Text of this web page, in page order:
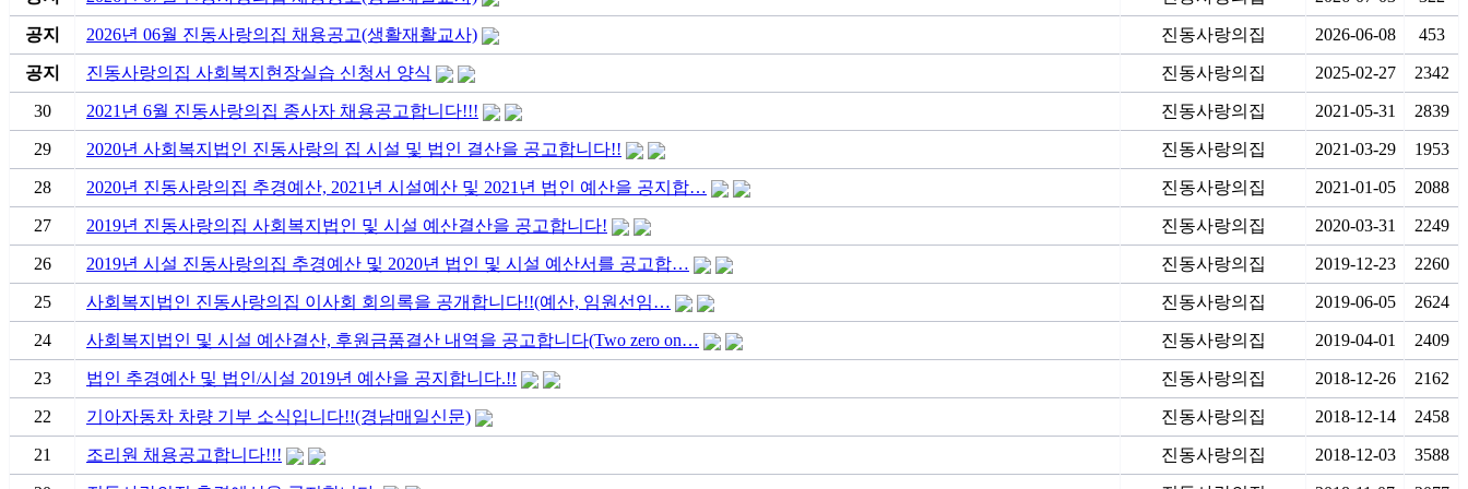
공지 2026년 06월 진동사랑의집 채용공고(생활재활교사) 진동사랑의집 2026-06-08 453
공지 진동사랑의집 사회복지현장실습 신청서 양식 진동사랑의집 2025-02-27 2342
30 2021년 6월 진동사랑의집 종사자 채용공고합니다!!! 진동사랑의집 2021-05-31 2839
29 2020년 사회복지법인 진동사랑의 집 시설 및 법인 결 산을 공고합니다!! 진동사랑의집 2021-03-29 1953
28 2020년 진동사랑의집 추경예산, 2021년 시설예산 및 2021년 법인 예산을 공지합… 진동사랑의집 2021-01-05 2088
27 2019년 진동사랑의집 사회복지법인 및 시설 예산결산을 공고합니다! 진동사랑의집 2020-03-31 2249
26 2019년 시설 진동사랑의집 추경예산 및 2020년 법인 및 시설 예산서를 공고합… 진동사랑의집 2019-12-23 2260
25 사회복지법인 진동사랑의집 이사회 회의록을 공개합니다!!(예산, 임원선임… 진동사랑의집 2019-06-05 2624
24 사회복지법인 및 시설 예산결산, 후원금품결산 내역을 공고합니다(Two zero on… 진동사랑의집 2019-04-01 2409
23 법인 추경예산 및 법인/시설 2019년 예산을 공지합니다.!! 진동사랑의집 2018-12-26 2162
22 기아자동차 차량 기부 소식입니다!!(경남매일신문) 진동사랑의집 2018-12-14 2458
21 조리원 채용공고합니다!!! 진동사랑의집 2018-12-03 3588